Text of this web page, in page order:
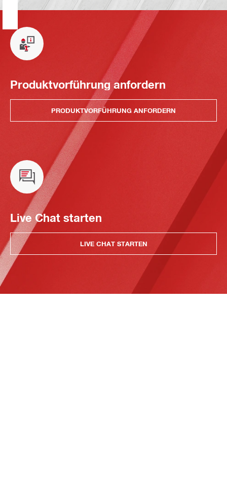
Produktvorführung anfordern
PRODUKTVORFÜHRUNG ANFORDERN
Live Chat starten
LIVE CHAT STARTEN